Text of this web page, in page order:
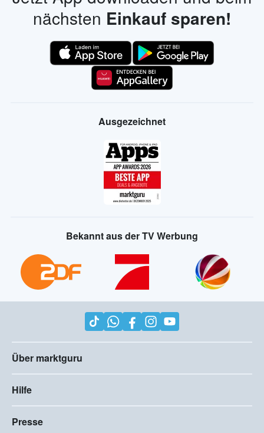
nächsten Einkauf sparen!
Ausgezeichnet
Bekannt aus der TV Werbung
Über marktguru
Hilfe
Presse